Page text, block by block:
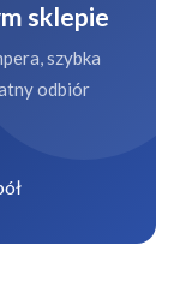
sklepie
szybka
odbiór